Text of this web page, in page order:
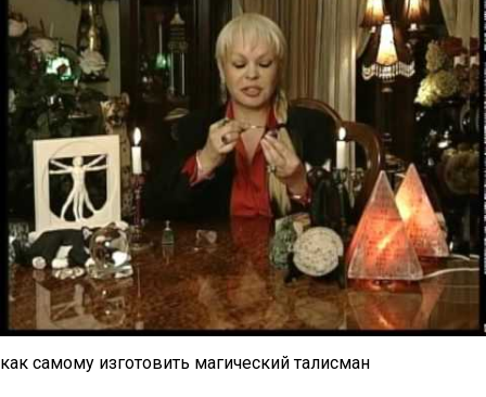
как самому изготовить магический талисман